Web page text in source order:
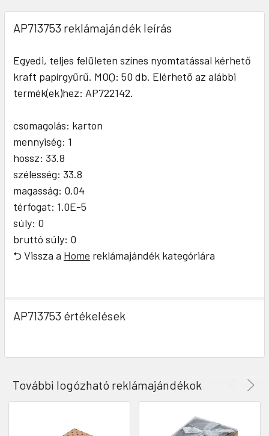
AP713753 reklámajándék leírás
Egyedi, teljes felületen színes nyomtatással kérhető
kraft papírgyűrű. MOQ: 50 db. Elérhető az alábbi
termék(ek)hez: AP722142.
csomagolás: karton
mennyiség: 1
hossz: 33.8
szélesség: 33.8
magasság: 0.04
térfogat: 1.0E-5
súly: 0
bruttó súly: 0
⮌ Vissza a Home reklámajándék kategóriára
AP713753 értékelések
További logózható reklámajándékok